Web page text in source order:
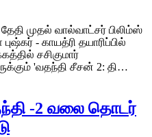
முதல் வால்வாட்சர் பிலிம்ஸ்
- காயத்ரி தயாரிப்பில்
சசிகுமார்
'வதந்தி சீசன் 2: தி…
-2 வலை தொடர்